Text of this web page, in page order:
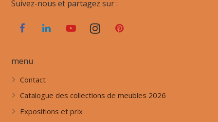
Suivez-nous et partagez sur :
menu
Contact
Catalogue des collections de meubles 2026
Expositions et prix